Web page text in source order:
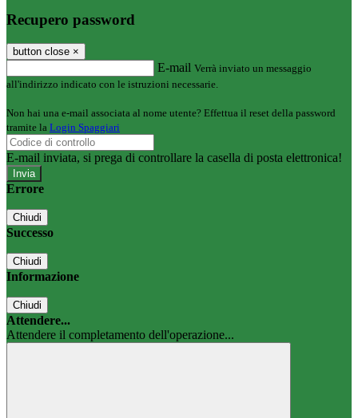
Recupero password
button close ×
E-mail Verrà inviato un messaggio
all'indirizzo indicato con le istruzioni necessarie.
Non hai una e-mail associata al nome utente? Effettua il reset della password
tramite la Login Spaggiari
E-mail inviata, si prega di controllare la casella di posta elettronica!
Errore
Chiudi
Successo
Chiudi
Informazione
Chiudi
Attendere...
Attendere il completamento dell'operazione...